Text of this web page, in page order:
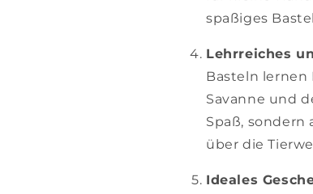
spaßiges
Lehrreiches
Basteln lernen
Savanne und
Spaß, sondern
über die
Ideales